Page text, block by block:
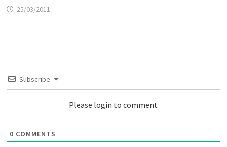
25/03/2011
Subscribe
Please login to comment
0 COMMENTS